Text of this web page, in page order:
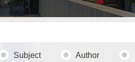
Subject Author